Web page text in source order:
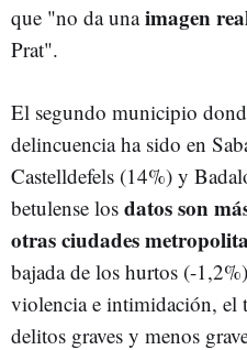
que "no da unaimagen
Prat".
El segundo municipio
delincuencia ha sido en
Castelldefels (14%) y
betulense los datos son
otras ciudades
bajada de los hurtos (-
violencia e intimidación, el
delitos graves y menos